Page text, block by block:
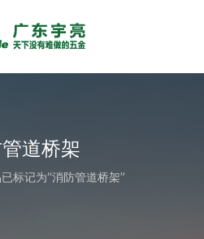
道桥架
标记为“消防管道桥架”